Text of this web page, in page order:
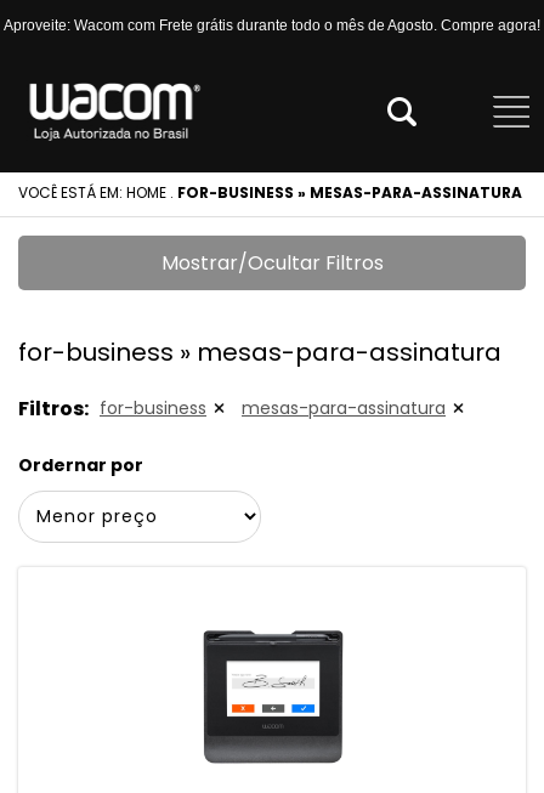
Aproveite: Wacom com Frete grátis durante todo o mês de Agosto. Compre agora!
VOCÊ ESTÁ EM: HOME . FOR-BUSINESS » MESAS-PARA-ASSINATURA
Mostrar/Ocultar Filtros
for-business » mesas-para-assinatura
Filtros: for-business mesas-para-assinatura
Ordernar por